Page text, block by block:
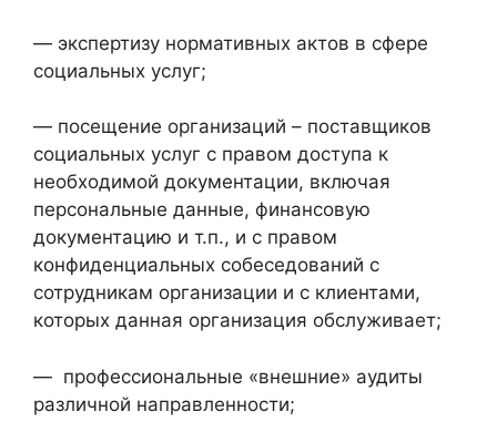
— экспертизу нормативных актов в сфере
социальных услуг;
— посещение организаций – поставщиков
социальных услуг с правом доступа к
необходимой документации, включая
персональные данные, финансовую
документацию и т.п., и с правом
конфиденциальных собеседований с
сотрудникам организации и с клиентами,
которых данная организация обслуживает;
— профессиональные «внешние» аудиты
различной направленности;